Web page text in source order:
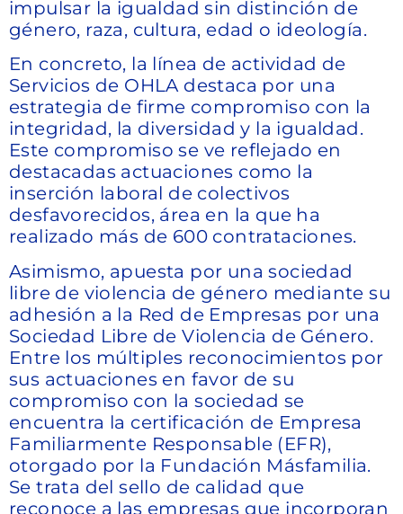
impulsar la igualdad sin distinción de
género, raza, cultura, edad o ideología.
En concreto, la línea de actividad de
Servicios de OHLA destaca por una
estrategia de firme compromiso con la
integridad, la diversidad y la igualdad.
Este compromiso se ve reflejado en
destacadas actuaciones como la
inserción laboral de colectivos
desfavorecidos, área en la que ha
realizado más de 600 contrataciones.
Asimismo, apuesta por una sociedad
libre de violencia de género mediante su
adhesión a la Red de Empresas por una
Sociedad Libre de Violencia de Género.
Entre los múltiples reconocimientos por
sus actuaciones en favor de su
compromiso con la sociedad se
encuentra la certificación de Empresa
Familiarmente Responsable (EFR),
otorgado por la Fundación Másfamilia.
Se trata del sello de calidad que
reconoce a las empresas que incorporan